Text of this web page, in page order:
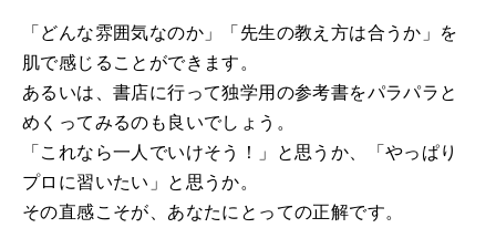
「どんな雰囲気なのか」「先生の教え方は合うか」を
肌で感じることができます。
あるいは、書店に行って独学用の参考書をパラパラと
めくってみるのも良いでしょう。
「これなら一人でいけそう！」と思うか、「やっぱり
プロに習いたい」と思うか。
その直感こそが、あなたにとっての正解です。